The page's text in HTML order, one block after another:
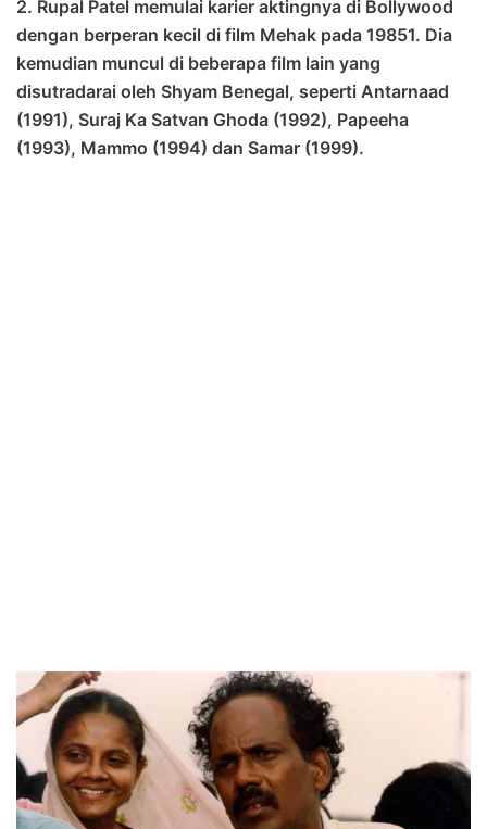
2. Rupal Patel memulai karier aktingnya di Bollywood
dengan berperan kecil di film Mehak pada 19851. Dia
kemudian muncul di beberapa film lain yang
disutradarai oleh Shyam Benegal, seperti Antarnaad
(1991), Suraj Ka Satvan Ghoda (1992), Papeeha
(1993), Mammo (1994) dan Samar (1999).